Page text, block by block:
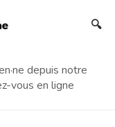
🔍
depuis notre
vous en ligne